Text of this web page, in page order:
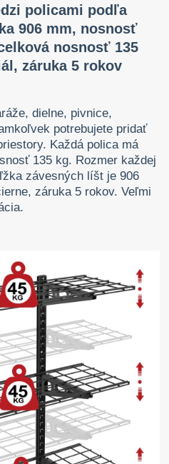
policami podľa
906 mm, nosnosť
nosnosť 135
záruka 5 rokov
dielne, pivnice,
potrebujete pridať
Každá polica má
135 kg. Rozmer každej
závesných líšt je 906
záruka 5 rokov. Veľmi